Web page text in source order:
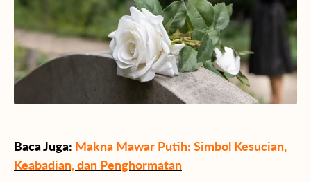
Baca Juga: Makna Mawar Putih: Simbol Kesucian,
Keabadian, dan Penghormatan